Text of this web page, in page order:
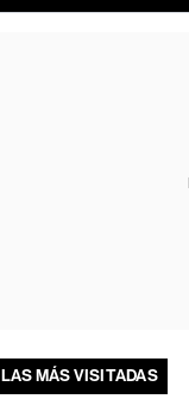
LAS MÁS VISITADAS